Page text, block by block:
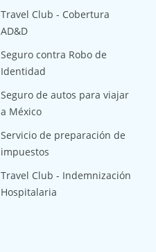
Travel Club - Cobertura
AD&D
Seguro contra Robo de
Identidad
Seguro de autos para viajar
a México
Servicio de preparación de
impuestos
Travel Club - Indemnización
Hospitalaria